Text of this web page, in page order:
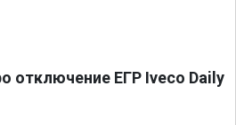
отключение ЕГР Iveco Daily